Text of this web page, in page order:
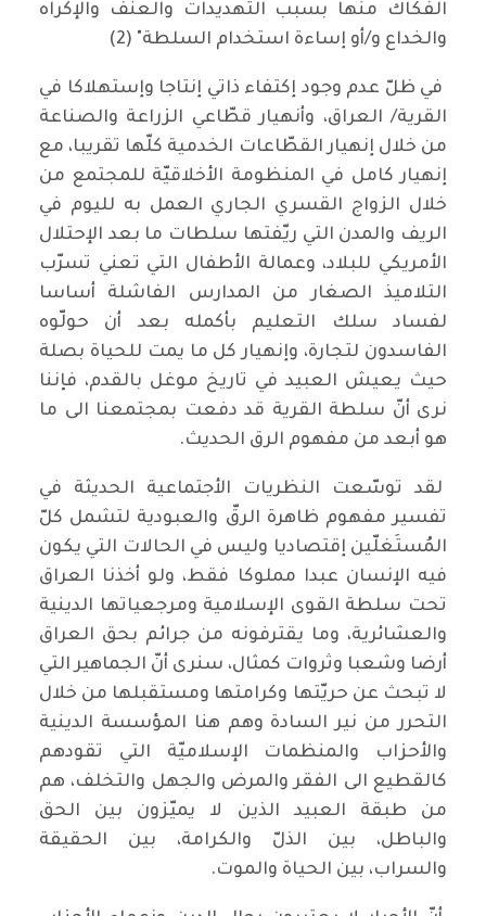
الفكاك منها بسبب التهديدات والعنف والإكراه
والخداع و/أو إساءة استخدام السلطة" (2)
في ظلّ عدم وجود إكتفاء ذاتي إنتاجا وإستهلاكا في
القرية/ العراق، وأنهيار قطّاعي الزراعة والصناعة
من خلال إنهيار القطّاعات الخدمية كلّها تقريبا، مع
إنهيار كامل في المنظومة الأخلاقيّة للمجتمع من
خلال الزواج القسري الجاري العمل به لليوم في
الريف والمدن التي ريّفتها سلطات ما بعد الإحتلال
الأمريكي للبلاد، وعمالة الأطفال التي تعني تسرّب
التلاميذ الصغار من المدارس الفاشلة أساسا
لفساد سلك التعليم بأكمله بعد أن حولّوه
الفاسدون لتجارة، وإنهيار كل ما يمت للحياة بصلة
حيث يعيش العبيد في تاريخ موغل بالقدم، فإننا
نرى أنّ سلطة القرية قد دفعت بمجتمعنا الى ما
هو أبعد من مفهوم الرق الحديث.
لقد توسّعت النظريات الأجتماعية الحديثة في
تفسير مفهوم ظاهرة الرقّ والعبودية لتشمل كلّ
المُستَغلّين إقتصاديا وليس في الحالات التي يكون
فيه الإنسان عبدا مملوكا فقط، ولو أخذنا العراق
تحت سلطة القوى الإسلامية ومرجعياتها الدينية
والعشائرية، وما يقترفونه من جرائم بحق العراق
أرضا وشعبا وثروات كمثال، سنرى أنّ الجماهير التي
لا تبحث عن حريّتها وكرامتها ومستقبلها من خلال
التحرر من نير السادة وهم هنا المؤسسة الدينية
والأحزاب والمنظمات الإسلاميّة التي تقودهم
كالقطيع الى الفقر والمرض والجهل والتخلف، هم
من طبقة العبيد الذين لا يميّزون بين الحق
والباطل، بين الذلّ والكرامة، بين الحقيقة
والسراب، بين الحياة والموت.